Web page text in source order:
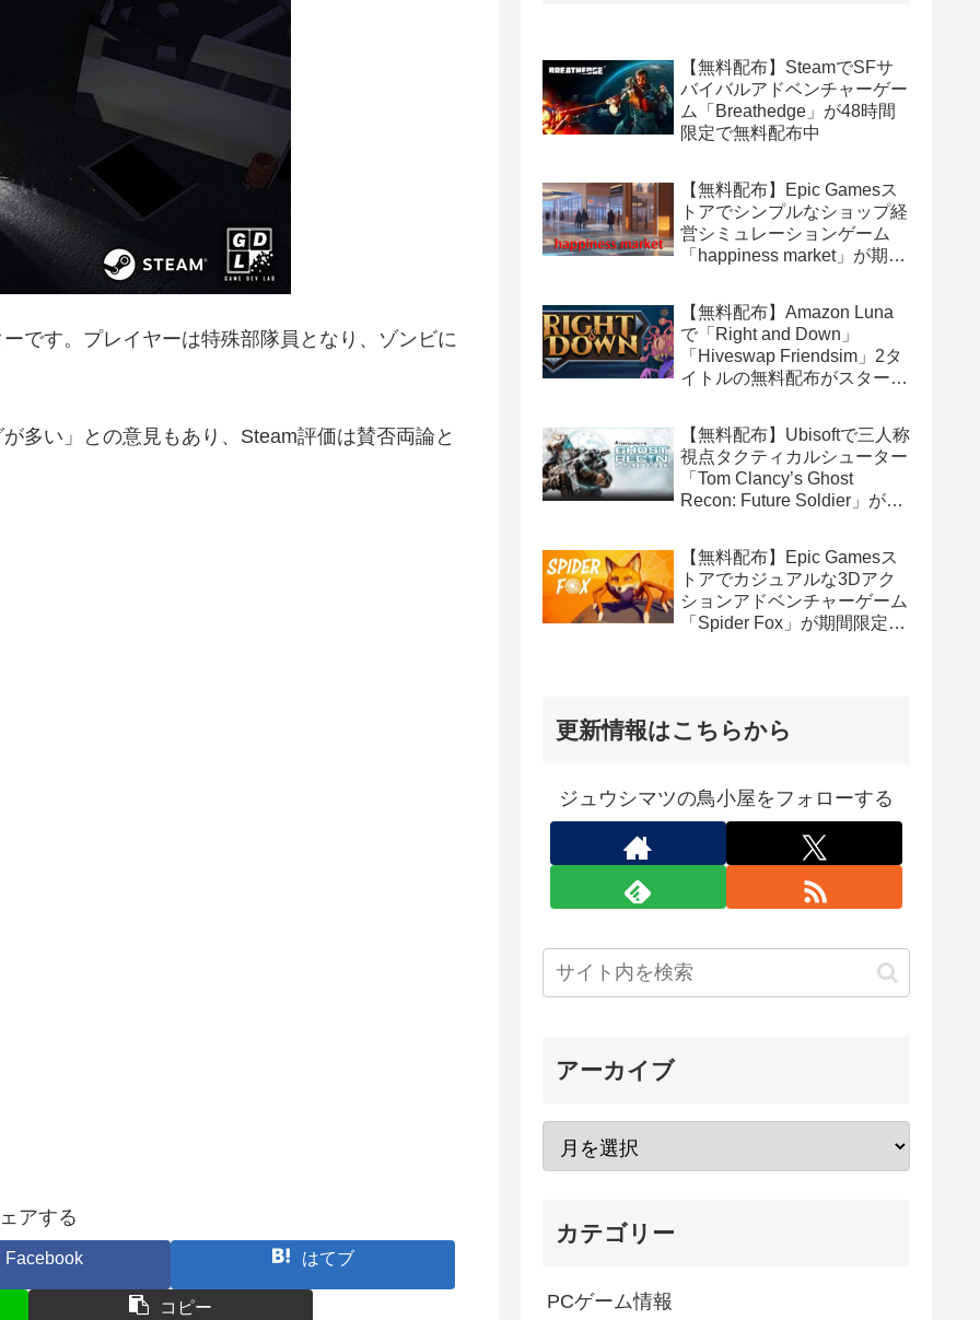
です。プレイヤーは特殊部隊員となり、ゾンビに
多い」との意見もあり、Steam評価は賛否両論と
アする
Facebook はてブ
コピー
【無料配布】SteamでSFサ
バイバルアドベンチャーゲー
ム「Breathedge」が48時間
限定で無料配布中
【無料配布】Epic Gamesス
トアでシンプルなショップ経
営シミュレーションゲーム
「happiness market」が期間
【無料配布】Amazon Luna
で「Right and Down」
「Hiveswap Friendsim」2タ
イトルの無料配布がスタート
【無料配布】Ubisoftで三人称
視点タクティカルシューター
「Tom Clancy’s Ghost
Recon: Future Soldier」が期
Connect版）
【無料配布】Epic Gamesス
トアでカジュアルな3Dアク
ションアドベンチャーゲーム
「Spider Fox」が期間限定で
更新情報はこちらから
ジュウシマツの鳥小屋をフォローする
アーカイブ
カテゴリー
PCゲーム情報